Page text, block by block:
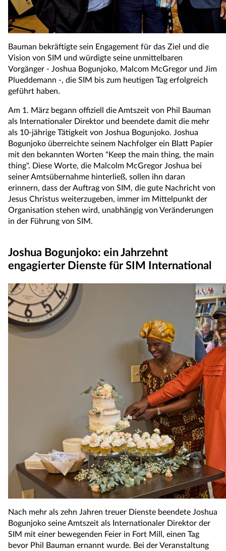
Bauman bekräftigte sein Engagement für das Ziel und die
Vision von SIM und würdigte seine unmittelbaren
Vorgänger - Joshua Bogunjoko, Malcom McGregor und Jim
Plueddemann -, die SIM bis zum heutigen Tag erfolgreich
geführt haben.
Am 1. März begann offiziell die Amtszeit von Phil Bauman
als Internationaler Direktor und beendete damit die mehr
als 10-jährige Tätigkeit von Joshua Bogunjoko. Joshua
Bogunjoko überreichte seinem Nachfolger ein Blatt Papier
mit den bekannten Worten "Keep the main thing, the main
thing". Diese Worte, die Malcolm McGregor Joshua bei
seiner Amtsübernahme hinterließ, sollen ihn daran
erinnern, dass der Auftrag von SIM, die gute Nachricht von
Jesus Christus weiterzugeben, immer im Mittelpunkt der
Organisation stehen wird, unabhängig von Veränderungen
in der Führung von SIM.
Joshua Bogunjoko: ein Jahrzehnt
engagierter Dienste für SIM International
Nach mehr als zehn Jahren treuer Dienste beendete Joshua
Bogunjoko seine Amtszeit als Internationaler Direktor der
SIM mit einer bewegenden Feier in Fort Mill, einen Tag
bevor Phil Bauman ernannt wurde. Bei der Veranstaltung